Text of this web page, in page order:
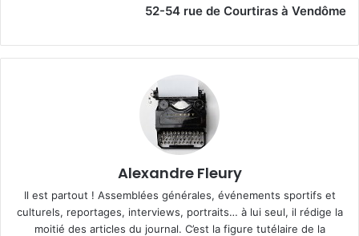
52-54 rue de Courtiras à Vendôme
Alexandre Fleury
Il est partout ! Assemblées générales, événements sportifs et
culturels, reportages, interviews, portraits… à lui seul, il rédige la
moitié des articles du journal. C’est la figure tutélaire de la